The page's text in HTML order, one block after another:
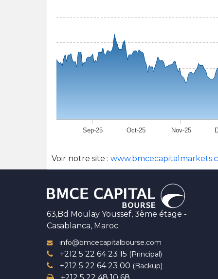
Sep-25 Oct-25 Nov-25
Voir notre site :
63,Bd Moulay Youssef, 3ème étage -
Casablanca, Maroc.
info@bmcecapitalbourse.com
+212 5 22 64 23 15 (Principal)
+212 5 22 64 23 00 (Backup)